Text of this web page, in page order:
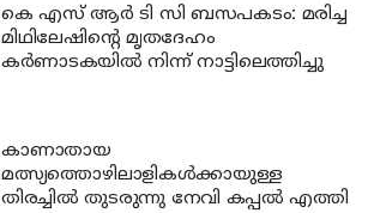
കെ എസ് ആര്‍ ടി സി ബസപകടം: മരിച്ച
മിഥിലേഷിന്റെ മൃതദേഹം
കര്‍ണാടകയില്‍ നിന്ന് നാട്ടിലെത്തിച്ചു
കാണാതായ
മത്സ്യത്തൊഴിലാളികള്‍ക്കായുള്ള
തിരച്ചില്‍ തുടരുന്നു നേവി കപ്പല്‍ എത്തി